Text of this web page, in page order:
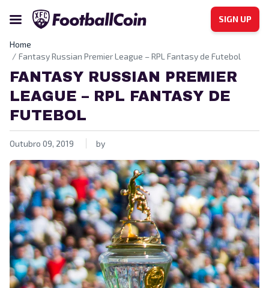
SIGN UP
Home
Fantasy Russian Premier League – RPL Fantasy de Futebol
FANTASY RUSSIAN PREMIER
LEAGUE – RPL FANTASY DE
FUTEBOL
Outubro 09, 2019 by